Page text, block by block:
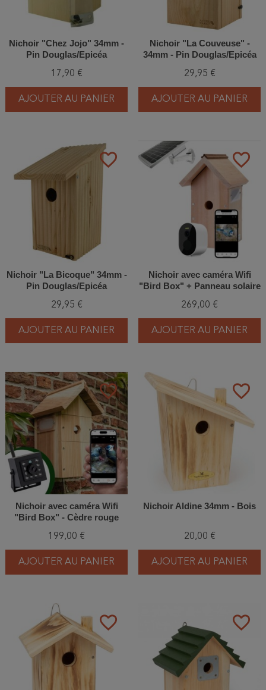
Nichoir "Chez Jojo" 34mm -
Pin Douglas/Epicéa
17,90 €
AJOUTER AU PANIER
Nichoir "La Couveuse" -
34mm - Pin Douglas/Epicéa
29,95 €
AJOUTER AU PANIER
favorite_border
Nichoir "La Bicoque" 34mm -
Pin Douglas/Epicéa
29,95 €
AJOUTER AU PANIER
favorite_border
Nichoir avec caméra Wifi
"Bird Box" + Panneau solaire
269,00 €
AJOUTER AU PANIER
favorite_border
Nichoir avec caméra Wifi
"Bird Box" - Cèdre rouge
199,00 €
AJOUTER AU PANIER
favorite_border
Nichoir Aldine 34mm - Bois
20,00 €
AJOUTER AU PANIER
favorite_border favorite_border